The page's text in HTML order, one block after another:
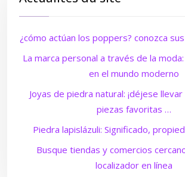
¿cómo actúan los poppers? conozca
La marca personal a través de la
en el mundo moderno
Joyas de piedra natural: ¡déjese
piezas favoritas …
Piedra lapislázuli: Significado,
Busque tiendas y comercios
localizador en línea